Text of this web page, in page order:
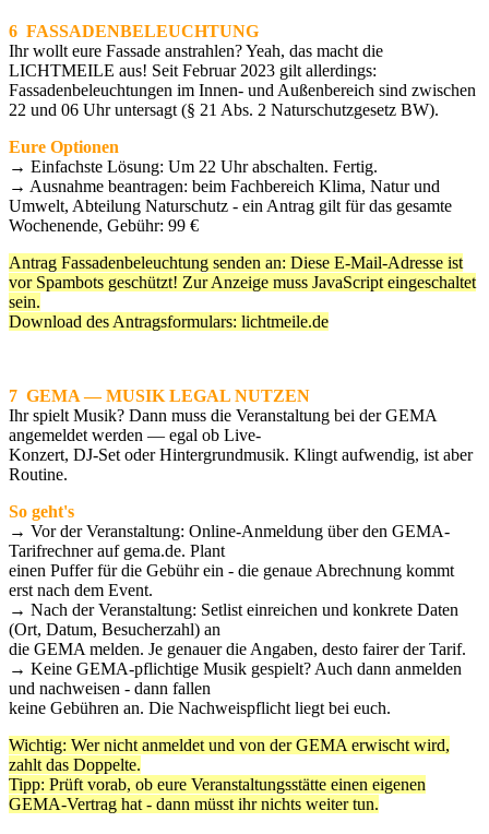
6 FASSADENBELEUCHTUNG
Ihr wollt eure Fassade anstrahlen? Yeah, das macht die
LICHTMEILE aus! Seit Februar 2023 gilt allerdings:
Fassadenbeleuchtungen im Innen- und Außenbereich sind zwischen
22 und 06 Uhr untersagt (§ 21 Abs. 2 Naturschutzgesetz BW).
Eure Optionen
→ Einfachste Lösung: Um 22 Uhr abschalten. Fertig.
→ Ausnahme beantragen: beim Fachbereich Klima, Natur und
Umwelt, Abteilung Naturschutz - ein Antrag gilt für das gesamte
Wochenende, Gebühr: 99 €
Antrag Fassadenbeleuchtung senden an: Diese E-Mail-Adresse ist
vor Spambots geschützt! Zur Anzeige muss JavaScript eingeschaltet
sein.
Download des Antragsformulars: lichtmeile.de
7 GEMA — MUSIK LEGAL NUTZEN
Ihr spielt Musik? Dann muss die Veranstaltung bei der GEMA
angemeldet werden — egal ob Live-
Konzert, DJ-Set oder Hintergrundmusik. Klingt aufwendig, ist aber
Routine.
So geht's
→ Vor der Veranstaltung: Online-Anmeldung über den GEMA-
Tarifrechner auf gema.de. Plant
einen Puffer für die Gebühr ein - die genaue Abrechnung kommt
erst nach dem Event.
→ Nach der Veranstaltung: Setlist einreichen und konkrete Daten
(Ort, Datum, Besucherzahl) an
die GEMA melden. Je genauer die Angaben, desto fairer der Tarif.
→ Keine GEMA-pflichtige Musik gespielt? Auch dann anmelden
und nachweisen - dann fallen
keine Gebühren an. Die Nachweispflicht liegt bei euch.
Wichtig: Wer nicht anmeldet und von der GEMA erwischt wird,
zahlt das Doppelte.
Tipp: Prüft vorab, ob eure Veranstaltungsstätte einen eigenen
GEMA-Vertrag hat - dann müsst ihr nichts weiter tun.